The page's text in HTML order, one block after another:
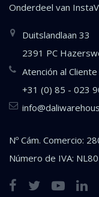
Onderdeel van
Duitslandlaan 33
2391 PC
Atención al
+31 (0) 85 - 023
Nº Cám. Comercio:
Número de IVA: